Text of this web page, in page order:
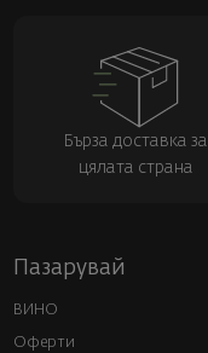
Бърза доставка за
цялата страна
Пазарувай
ВИНО
Оферти